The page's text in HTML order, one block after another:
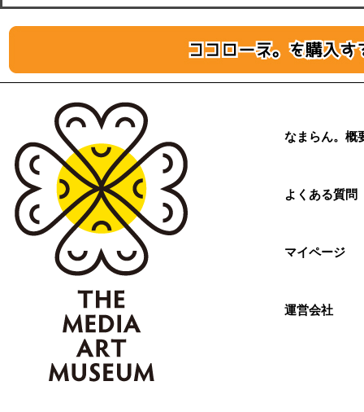
なまらん。概
よくある質問
マイページ
運営会社